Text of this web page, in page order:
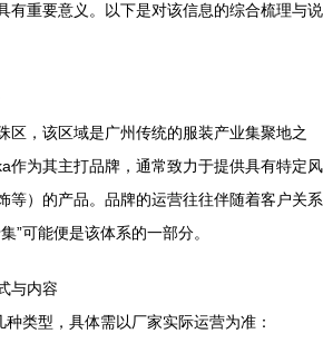
有重要意义。以下是对该信息的综合梳理与说
区，该区域是广州传统的服装产业集聚地之
作为其主打品牌，通常致力于提供具有特定风
等）的产品。品牌的运营往往伴随着客户关系
”可能便是该体系的一部分。
与内容
种类型，具体需以厂家实际运营为准：